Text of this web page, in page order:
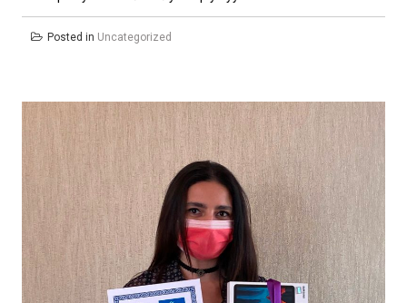
Posted in Uncategorized